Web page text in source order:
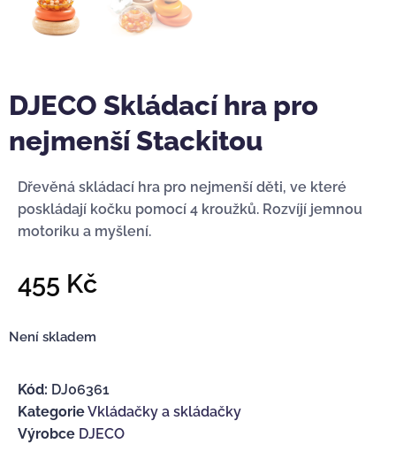
DJECO Skládací hra pro
nejmenší Stackitou
Dřevěná skládací hra pro nejmenší děti, ve které
poskládají kočku pomocí 4 kroužků. Rozvíjí jemnou
motoriku a myšlení.
455 Kč
Není skladem
Kód: DJ06361
KategorieVkládačky a skládačky
Výrobce DJECO